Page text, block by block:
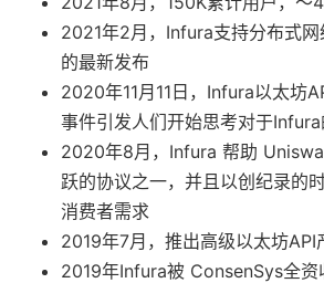
2021年2月，Infura支持分布式
的最新发布
2020年11月11日，Infura以太坊
事件引发人们开始思考对于
2020年8月，Infura 帮助
跃的协议之一，并且以创纪录的
消费者需求
2019年7月，推出高级以太坊API
2019年Infura被 ConsenSys全资